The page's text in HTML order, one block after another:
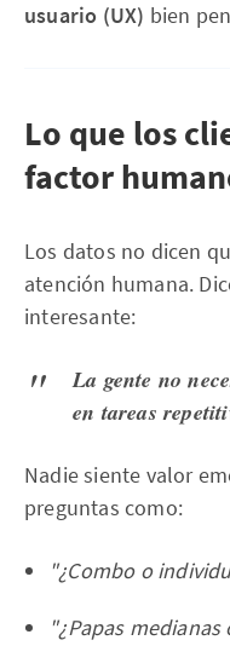
usuario (UX) bien
Lo que los
factor
Los datos no dicen
atención humana.
interesante:
La gente no
en tareas
Nadie siente valor
preguntas como:
"¿Combo o
"¿Papas